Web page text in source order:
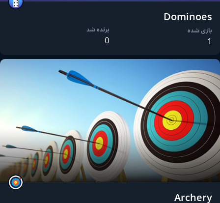
Dominoes
بازی شده
1
برنده شد
0
Archery